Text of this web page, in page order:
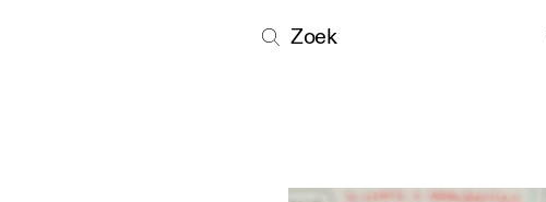
Zoek